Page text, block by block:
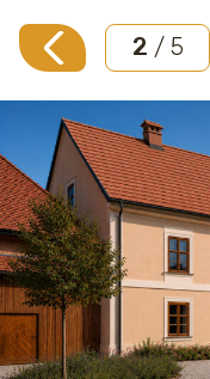
2 / 5